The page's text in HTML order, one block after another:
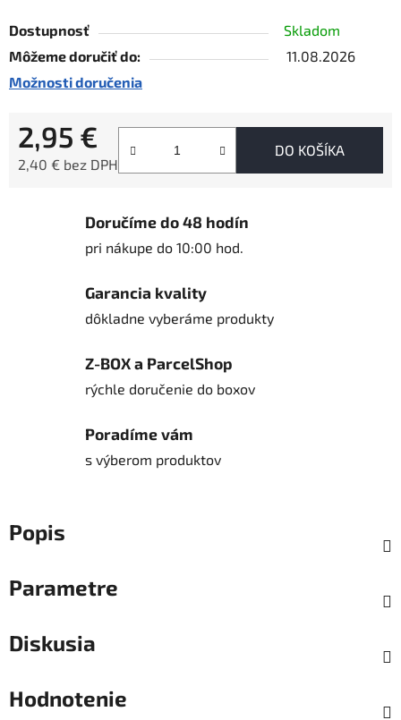
Dostupnosť
Skladom
Môžeme doručiť do:
11.08.2026
Možnosti doručenia
2,95 €
2,40 € bez DPH
DO KOŠÍKA
Doručíme do 48 hodín
pri nákupe do 10:00 hod.
Garancia kvality
dôkladne vyberáme produkty
Z-BOX a ParcelShop
rýchle doručenie do boxov
Poradíme vám
s výberom produktov
Popis
Parametre
Diskusia
Hodnotenie